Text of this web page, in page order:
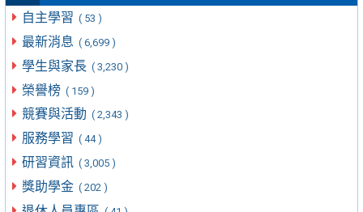
自主學習 ( 53 )
最新消息 ( 6,699 )
學生與家長 ( 3,230 )
榮譽榜 ( 159 )
競賽與活動 ( 2,343 )
服務學習 ( 44 )
研習資訊 ( 3,005 )
獎助學金 ( 202 )